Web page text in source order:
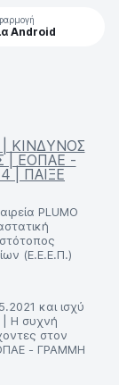
Android
ΚΙΝΔΥΝΟΣ
| ΕΟΠΑΕ -
| ΠΑΙΞΕ
PLUMO
(Ε.Ε.Ε.Π.)
και ισχύ
| Η συχνή
στον
- ΓΡΑΜΜΗ